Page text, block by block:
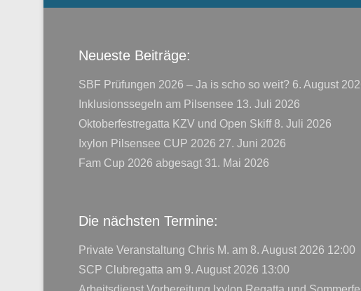
Neueste Beiträge:
SBF Prüfungen 2026 – Ja is scho so weit? 6. August
Inklusionssegeln am Pilsensee 13. Juli 2026
Oktoberfestregatta KZV und Open Skiff 8. Juli 2026
Ixylon Pilsensee CUP 2026 27. Juni 2026
Fam Cup 2026 abgesagt 31. Mai 2026
Die nächsten Termine:
Private Veranstaltung Chris M. am 8. August 2026 12:00
SCP Clubregatta am 9. August 2026 13:00